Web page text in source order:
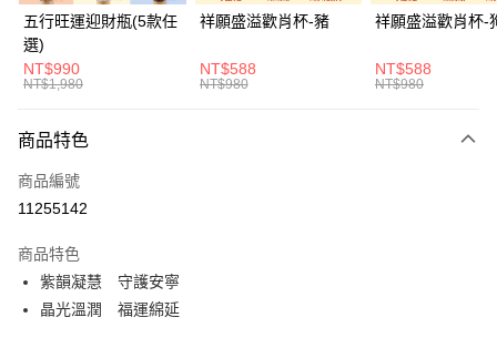
Google Pay
全支付
大哥付你分期
【大哥付你分期使用說明】
2.付款方式選擇「大哥付你分期」，訂單成立後會自動跳轉到大哥付的交易
流程，驗證手機門號後，選擇欲分期的期數、繳款截止日，確認付款後即完
3.實際核准額度、可分期數及費用金額請依後續交易確認頁面所載為準。
4.訂單成立30分鐘內，如未前往確認交易或遇審核未通過，訂單將自動取
消。如遇「轉專審核」未通過狀況，表示未達大哥付你分期系統評分，恕無
法說明評估內容。
貨到付款
運送方式
付款後全家取貨(訂單門檻$4000以下)
每筆NT$120，滿NT$1,500(含以上)免運費
五行旺運迎財瓶(5款任
選)
NT$990
NT$1,980
祥願盛溢歡肖杯-豬
NT$588
NT$980
祥願盛溢歡肖杯-
NT$588
NT$980
商品特色
商品編號
11255142
商品特色
紫韻凝慧 守護安寧
晶光溫潤 福運綿延